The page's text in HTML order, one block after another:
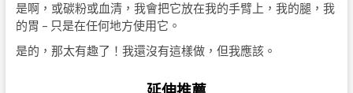
是啊，或碳粉或血清，我會把它放在我的手臂上，我的腿，我
的胃 – 只是在任何地方使用它。
是的，那太有趣了！我還沒有這樣做，但我應該。